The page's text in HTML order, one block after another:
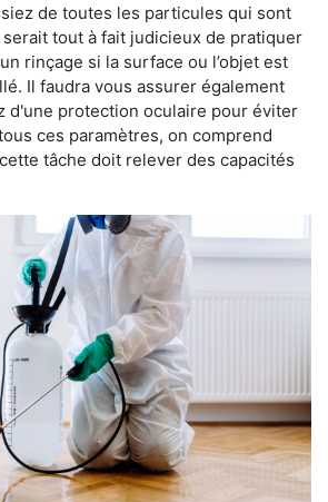
de toutes les particules qui sont
tout à fait judicieux de pratiquer
rinçage si la surface ou l’objet est
Il faudra vous assurer également
d'une protection oculaire pour éviter
ces paramètres, on comprend
tâche doit relever des capacités